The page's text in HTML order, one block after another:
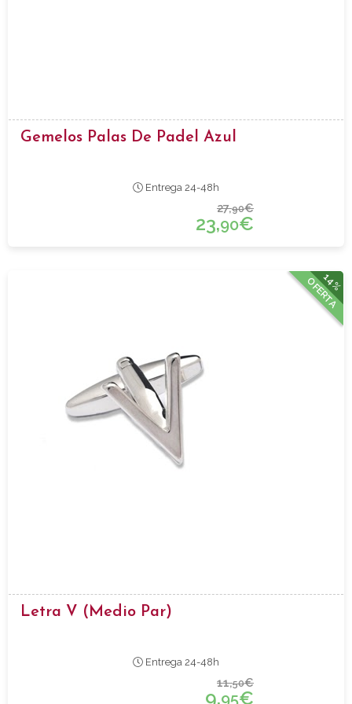
Gemelos Palas De Padel Azul
Entrega 24-48h
27,90€
23,90€
14%
OFERTA
Letra V (medio Par)
Entrega 24-48h
11,50€
9,95€